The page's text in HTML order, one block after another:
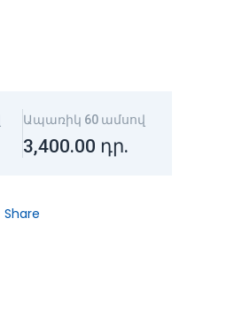
Ապառիկ 60 ամսով
3,400.00 դր.
Share